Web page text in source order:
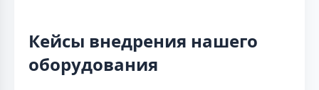
Кейсы внедрения нашего
оборудования